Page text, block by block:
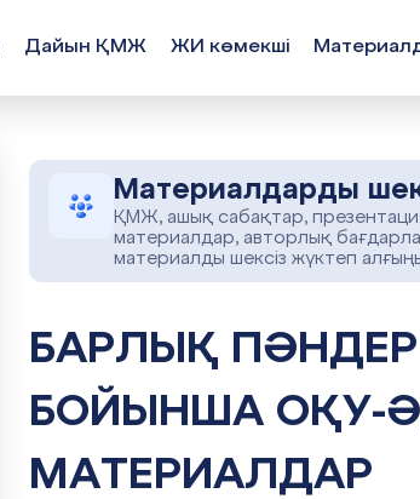
Дайын ҚМЖ ЖИ көмекші
Материалдарды
ҚМЖ, ашық сабақтар,
материалдар, авторлық
материалды шексіз жүктеп
БАРЛЫҚ ПӘНДЕР БАРЛЫҚ МАТЕРИАЛДАР
БОЙЫНША ОҚУ-
МАТЕРИАЛДАР